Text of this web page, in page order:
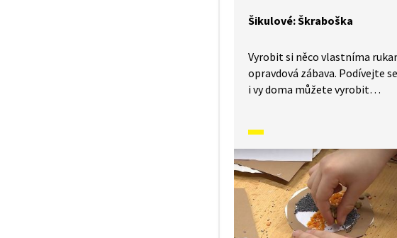
Šikulové: Škraboška
Vyrobit si něco vlastníma
opravdová zábava. Podívejte
i vy doma můžete vyrobit
tužku, fixu, lepenku, gumičku,
barvy a barevná pírka.